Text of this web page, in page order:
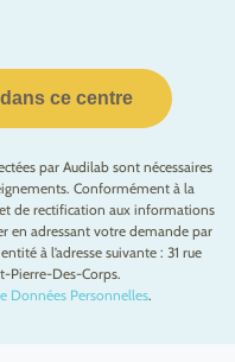
ce centre
par Audilab sont nécessaires
Conformément à la
et de rectification aux informations
en adressant votre demande par
à l’adresse suivante : 31 rue
Pierre-Des-Corps.
Données Personnelles.